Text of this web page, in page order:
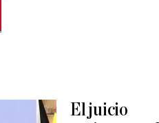
El juicio